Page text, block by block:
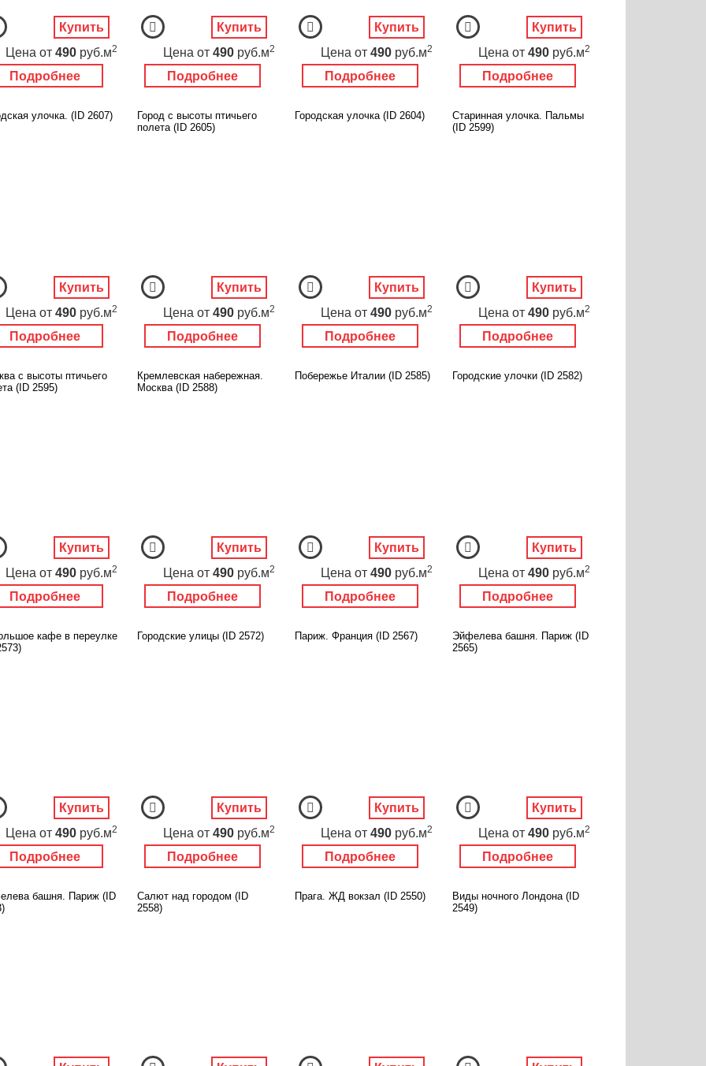
Подробнее
Цена от 490 руб.м2
Купить
Подробнее
Цена от 490 руб.м2
Купить
Подробнее
Цена от 490 руб.м2
Купить
Подробнее
Цена от 490 руб.м2
Купить
улочка. (ID 2607)
Подробнее
Цена от 490 руб.м2
Купить
Город с высоты птичьего
полета (ID 2605)
Подробнее
Цена от 490 руб.м2
Купить
Городская улочка (ID 2604)
Подробнее
Цена от 490 руб.м2
Купить
Старинная улочка. Пальмы
(ID 2599)
Подробнее
Цена от 490 руб.м2
Купить
с высоты птичьего
(ID 2595)
Подробнее
Цена от 490 руб.м2
Купить
Кремлевская набережная.
Москва (ID 2588)
Подробнее
Цена от 490 руб.м2
Купить
Побережье Италии (ID 2585)
Подробнее
Цена от 490 руб.м2
Купить
Городские улочки (ID 2582)
Подробнее
Цена от 490 руб.м2
Купить
кафе в переулке
Подробнее
Цена от 490 руб.м2
Купить
Городские улицы (ID 2572)
Подробнее
Цена от 490 руб.м2
Купить
Париж. Франция (ID 2567)
Подробнее
Цена от 490 руб.м2
Купить
Эйфелева башня. Париж (ID
2565)
Подробнее
Цена от 490 руб.м2
Купить
башня. Париж (ID
Салют над городом (ID
2558)
Прага. ЖД вокзал (ID 2550)
Виды ночного Лондона (ID
2549)